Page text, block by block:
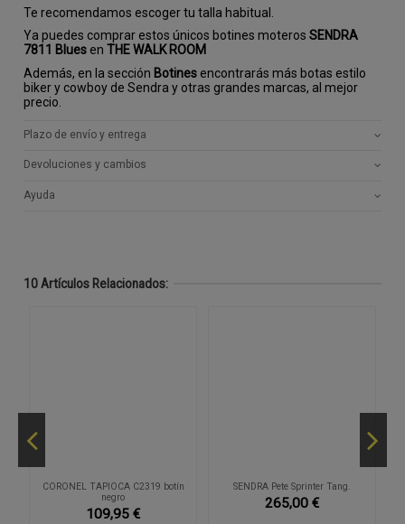
Te recomendamos escoger tu talla habitual.
Ya puedes comprar estos únicos botines moterosSENDRA
7811 Blues enTHE WALK ROOM
Además, en la sección Botines encontrarás más botas estilo
biker y cowboy de Sendra y otras grandes marcas, al mejor
precio.
Plazo de envío y entrega
Devoluciones y cambios
Ayuda
10 Artículos Relacionados:
CORONEL TAPIOCA C2319 botín
negro
109,95 €
SENDRA Pete Sprinter Tang.
265,00 €